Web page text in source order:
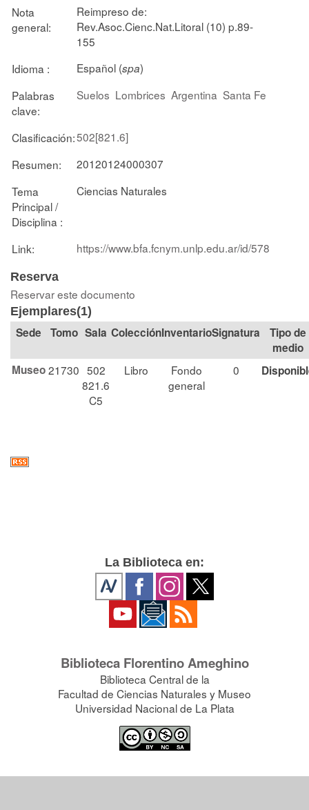
Nota
general:
Reimpreso de:
Rev.Asoc.Cienc.Nat.Litoral (10) p.89-
155
Idioma :
Español (spa)
Palabras
clave:
Suelos Lombrices Argentina Santa Fe
Clasificación:502[821.6]
Resumen:
20120124000307
Tema
Principal /
Disciplina :
Ciencias Naturales
Link: https://www.bfa.fcnym.unlp.edu.ar/id/578
Reserva
Reservar este documento
Ejemplares(1)
Tomo Sala Colección Signatura
Tipo de
medio
Museo21730 502
821.6
C5
Libro
Fondo
general
0
La Biblioteca en:
Biblioteca Florentino Ameghino
Biblioteca Central de la
Facultad de Ciencias Naturales y Museo
Universidad Nacional de La Plata